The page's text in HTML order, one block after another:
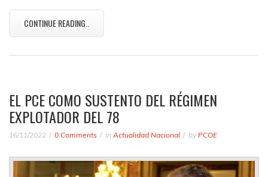
CONTINUE READING..
EL PCE COMO SUSTENTO DEL RÉGIMEN
EXPLOTADOR DEL 78
16/11/2022 0 Comments in Actualidad Nacional by PCOE